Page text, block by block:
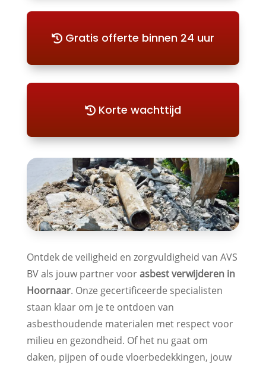
Gratis offerte binnen 24 uur
Korte wachttijd
Ontdek de veiligheid en zorgvuldigheid van AVS
BV als jouw partner voorasbest verwijderen in
Hoornaar. Onze gecertificeerde specialisten
staan klaar om je te ontdoen van
asbesthoudende materialen met respect voor
milieu en gezondheid. Of het nu gaat om
daken, pijpen of oude vloerbedekkingen, jouw